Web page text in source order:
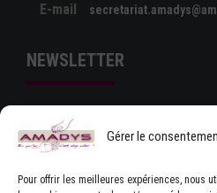
Gérer le
Pour offrir les meilleures expériences, nous
E-mail
NEWSLETTER